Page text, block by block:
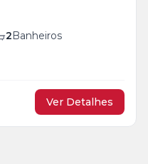
2Banheiros
Ver Detalhes